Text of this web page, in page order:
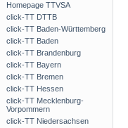
Homepage TTVSA
click-TT DTTB
click-TT Baden-Württemberg
click-TT Baden
click-TT Brandenburg
click-TT Bayern
click-TT Bremen
click-TT Hessen
click-TT Mecklenburg-
Vorpommern
click-TT Niedersachsen